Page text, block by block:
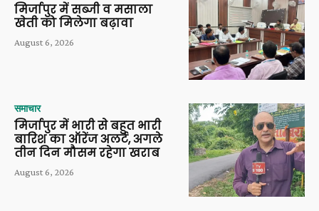
मिर्जापुर में सब्जी व मसाला
खेती को मिलेगा बढ़ावा
August 6, 2026
समाचार
मिर्जापुर में भारी से बहुत भारी
बारिश का ऑरेंज अलर्ट, अगले
तीन दिन मौसम रहेगा खराब
August 6, 2026